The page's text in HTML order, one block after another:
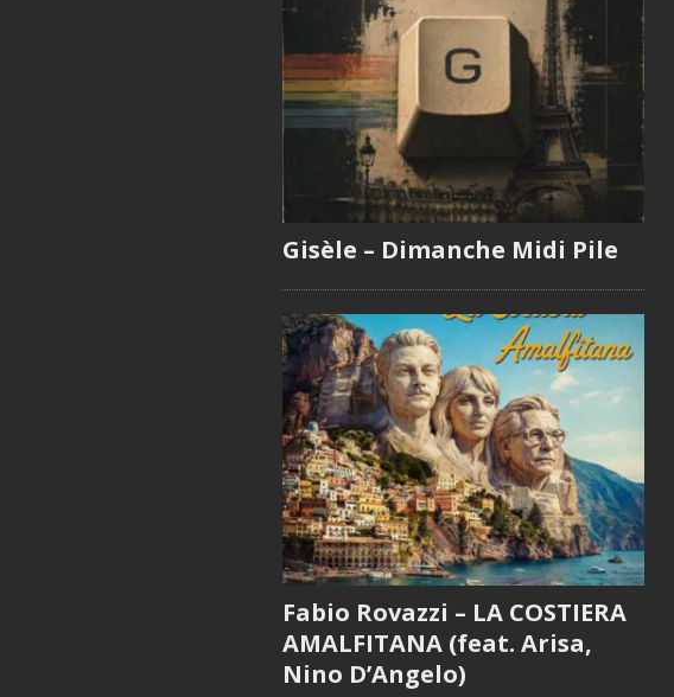
Gisèle – Dimanche Midi Pile
Fabio Rovazzi – LA COSTIERA
AMALFITANA (feat. Arisa,
Nino D’Angelo)